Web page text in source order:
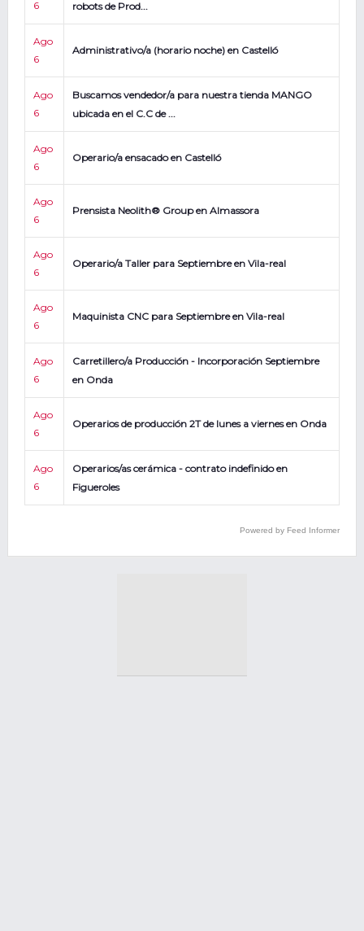
6
robots de Prod...
Ago
6
Administrativo/a (horario noche) en Castelló
Ago
6
Buscamos vendedor/a para nuestra tienda MANGO
ubicada en el C.C de ...
Ago
6
Operario/a ensacado en Castelló
Ago
6
Prensista Neolith® Group en Almassora
Ago
6
Operario/a Taller para Septiembre en Vila-real
Ago
6
Maquinista CNC para Septiembre en Vila-real
Ago
6
Carretillero/a Producción - Incorporación Septiembre
en Onda
Ago
6
Operarios de producción 2T de lunes a viernes en Onda
Ago
6
Operarios/as cerámica - contrato indefinido en
Figueroles
Powered by Feed Informer